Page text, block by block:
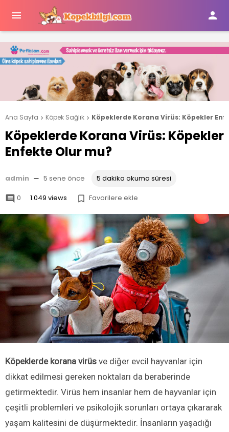
 
Ana Sayfa  Köpek Sağlık  Köpeklerde Korana Virüs: Köpekler
Köpeklerde Korana Virüs: Köpekler
Enfekte Olur mu?
admin — 5 sene önce 5 dakika okuma süresi
 0 1.049 views  Favorilere ekle
Köpeklerde korana virüs ve diğer evcil hayvanlar için
dikkat edilmesi gereken noktaları da beraberinde
getirmektedir. Virüs hem insanlar hem de hayvanlar için
çeşitli problemleri ve psikolojik sorunları ortaya çıkararak
yaşam kalitesini de düşürmektedir. İnsanların yaşadığı